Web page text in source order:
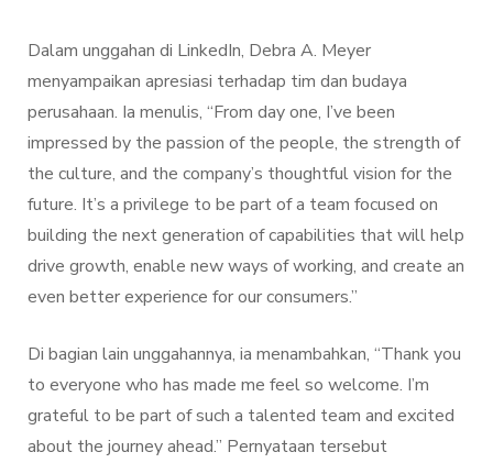
Dalam unggahan di LinkedIn, Debra A. Meyer
menyampaikan apresiasi terhadap tim dan budaya
perusahaan. Ia menulis, “From day one, I’ve been
impressed by the passion of the people, the strength of
the culture, and the company’s thoughtful vision for the
future. It’s a privilege to be part of a team focused on
building the next generation of capabilities that will help
drive growth, enable new ways of working, and create an
even better experience for our consumers.”
Di bagian lain unggahannya, ia menambahkan, “Thank you
to everyone who has made me feel so welcome. I’m
grateful to be part of such a talented team and excited
about the journey ahead.” Pernyataan tersebut